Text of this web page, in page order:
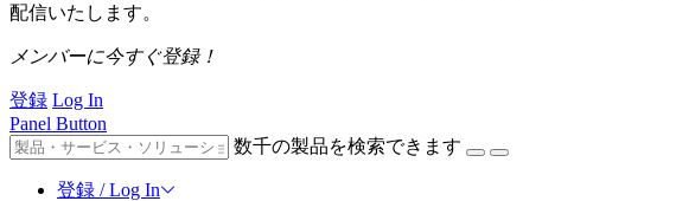
配信いたします。
メンバーに今すぐ登録！
登録 Log In
Panel Button
数千の製品を検索できます
登録 / Log In